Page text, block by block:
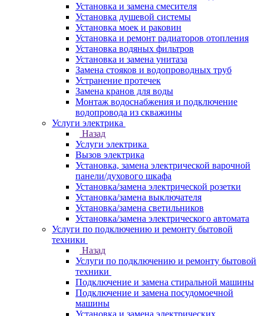
Установка и замена смесителя
Установка душевой системы
Установка моек и раковин
Установка и ремонт радиаторов отопления
Установка водяных фильтров
Установка и замена унитаза
Замена стояков и водопроводных труб
Устранение протечек
Замена кранов для воды
Монтаж водоснабжения и подключение
водопровода из скважины
Услуги электрика
Назад
Услуги электрика
Вызов электрика
Установка, замена электрической варочной
панели/духового шкафа
Установка/замена электрической розетки
Установка/замена выключателя
Установка/замена светильников
Установка/замена электрического автомата
Услуги по подключению и ремонту бытовой
техники
Назад
Услуги по подключению и ремонту бытовой
техники
Подключение и замена стиральной машины
Подключение и замена посудомоечной
машины
Установка и замена электрических